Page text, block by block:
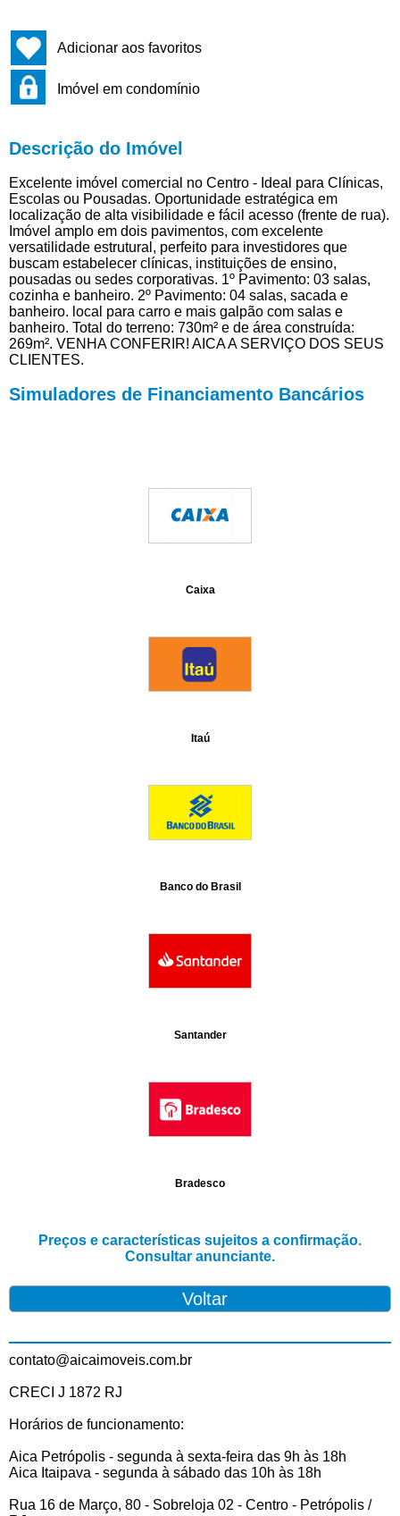
Adicionar aos favoritos
Imóvel em condomínio
Descrição do Imóvel
Excelente imóvel comercial no Centro - Ideal para Clínicas,
Escolas ou Pousadas. Oportunidade estratégica em
localização de alta visibilidade e fácil acesso (frente de rua).
Imóvel amplo em dois pavimentos, com excelente
versatilidade estrutural, perfeito para investidores que
buscam estabelecer clínicas, instituições de ensino,
pousadas ou sedes corporativas. 1º Pavimento: 03 salas,
cozinha e banheiro. 2º Pavimento: 04 salas, sacada e
banheiro. local para carro e mais galpão com salas e
banheiro. Total do terreno: 730m² e de área construída:
269m². VENHA CONFERIR! AICA A SERVIÇO DOS SEUS
CLIENTES.
Simuladores de Financiamento Bancários
Caixa
Itaú
Banco do Brasil
Santander
Bradesco
Preços e características sujeitos a confirmação.
Consultar anunciante.
contato@aicaimoveis.com.br
CRECI J 1872 RJ
Horários de funcionamento:
Aica Petrópolis - segunda à sexta-feira das 9h às 18h
Aica Itaipava - segunda à sábado das 10h às 18h
Rua 16 de Março, 80 - Sobreloja 02 - Centro - Petrópolis /